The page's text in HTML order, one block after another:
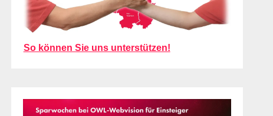
So können Sie uns unterstützen!